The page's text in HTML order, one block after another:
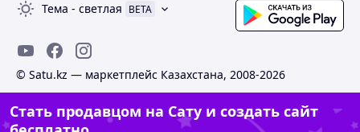
Тема - светлая BETA
© Satu.kz — маркетплейс Казахстана, 2008-2026
Стать продавцом на Сату и создать сайт